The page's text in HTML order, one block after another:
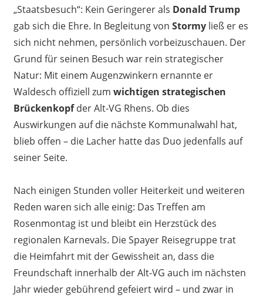
„Staatsbesuch“: Kein Geringerer als Donald Trump
gab sich die Ehre. In Begleitung von Stormyließ er es
sich nicht nehmen, persönlich vorbeizuschauen. Der
Grund für seinen Besuch war rein strategischer
Natur: Mit einem Augenzwinkern ernannte er
Waldesch offiziell zum wichtigen strategischen
Brückenkopfder Alt-VG Rhens. Ob dies
Auswirkungen auf die nächste Kommunalwahl hat,
blieb offen – die Lacher hatte das Duo jedenfalls auf
seiner Seite.
Nach einigen Stunden voller Heiterkeit und weiteren
Reden waren sich alle einig: Das Treffen am
Rosenmontag ist und bleibt ein Herzstück des
regionalen Karnevals. Die Spayer Reisegruppe trat
die Heimfahrt mit der Gewissheit an, dass die
Freundschaft innerhalb der Alt-VG auch im nächsten
Jahr wieder gebührend gefeiert wird – und zwar in